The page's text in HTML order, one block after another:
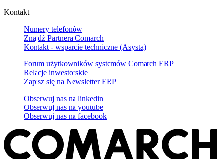
Kontakt
Numery telefonów
Znajdź Partnera Comarch
Kontakt - wsparcie techniczne (Asysta)
Forum użytkowników systemów Comarch ERP
Relacje inwestorskie
Zapisz się na Newsletter ERP
Obserwuj nas na linkedin
Obserwuj nas na youtube
Obserwuj nas na facebook